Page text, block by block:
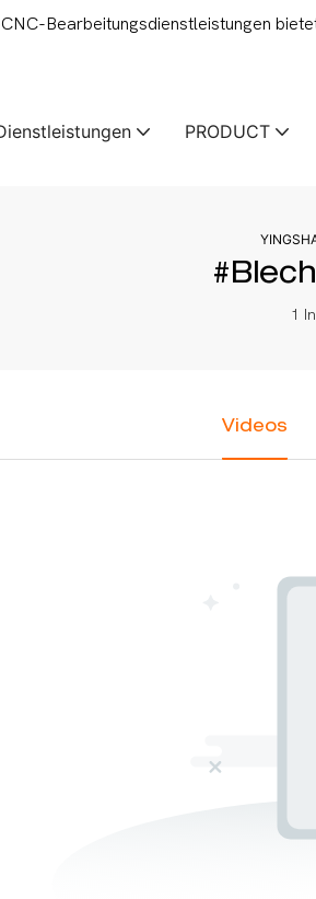
Bearbeitungsdienstleistungen
PRODUCT
1
Videos